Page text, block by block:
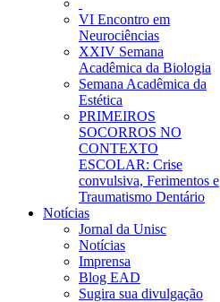
VI Encontro em
Neurociências
XXIV Semana
Acadêmica da Biologia
Semana Acadêmica da
Estética
PRIMEIROS
SOCORROS NO
CONTEXTO
ESCOLAR: Crise
convulsiva, Ferimentos e
Traumatismo Dentário
Notícias
Jornal da Unisc
Notícias
Imprensa
Blog EAD
Sugira sua divulgação